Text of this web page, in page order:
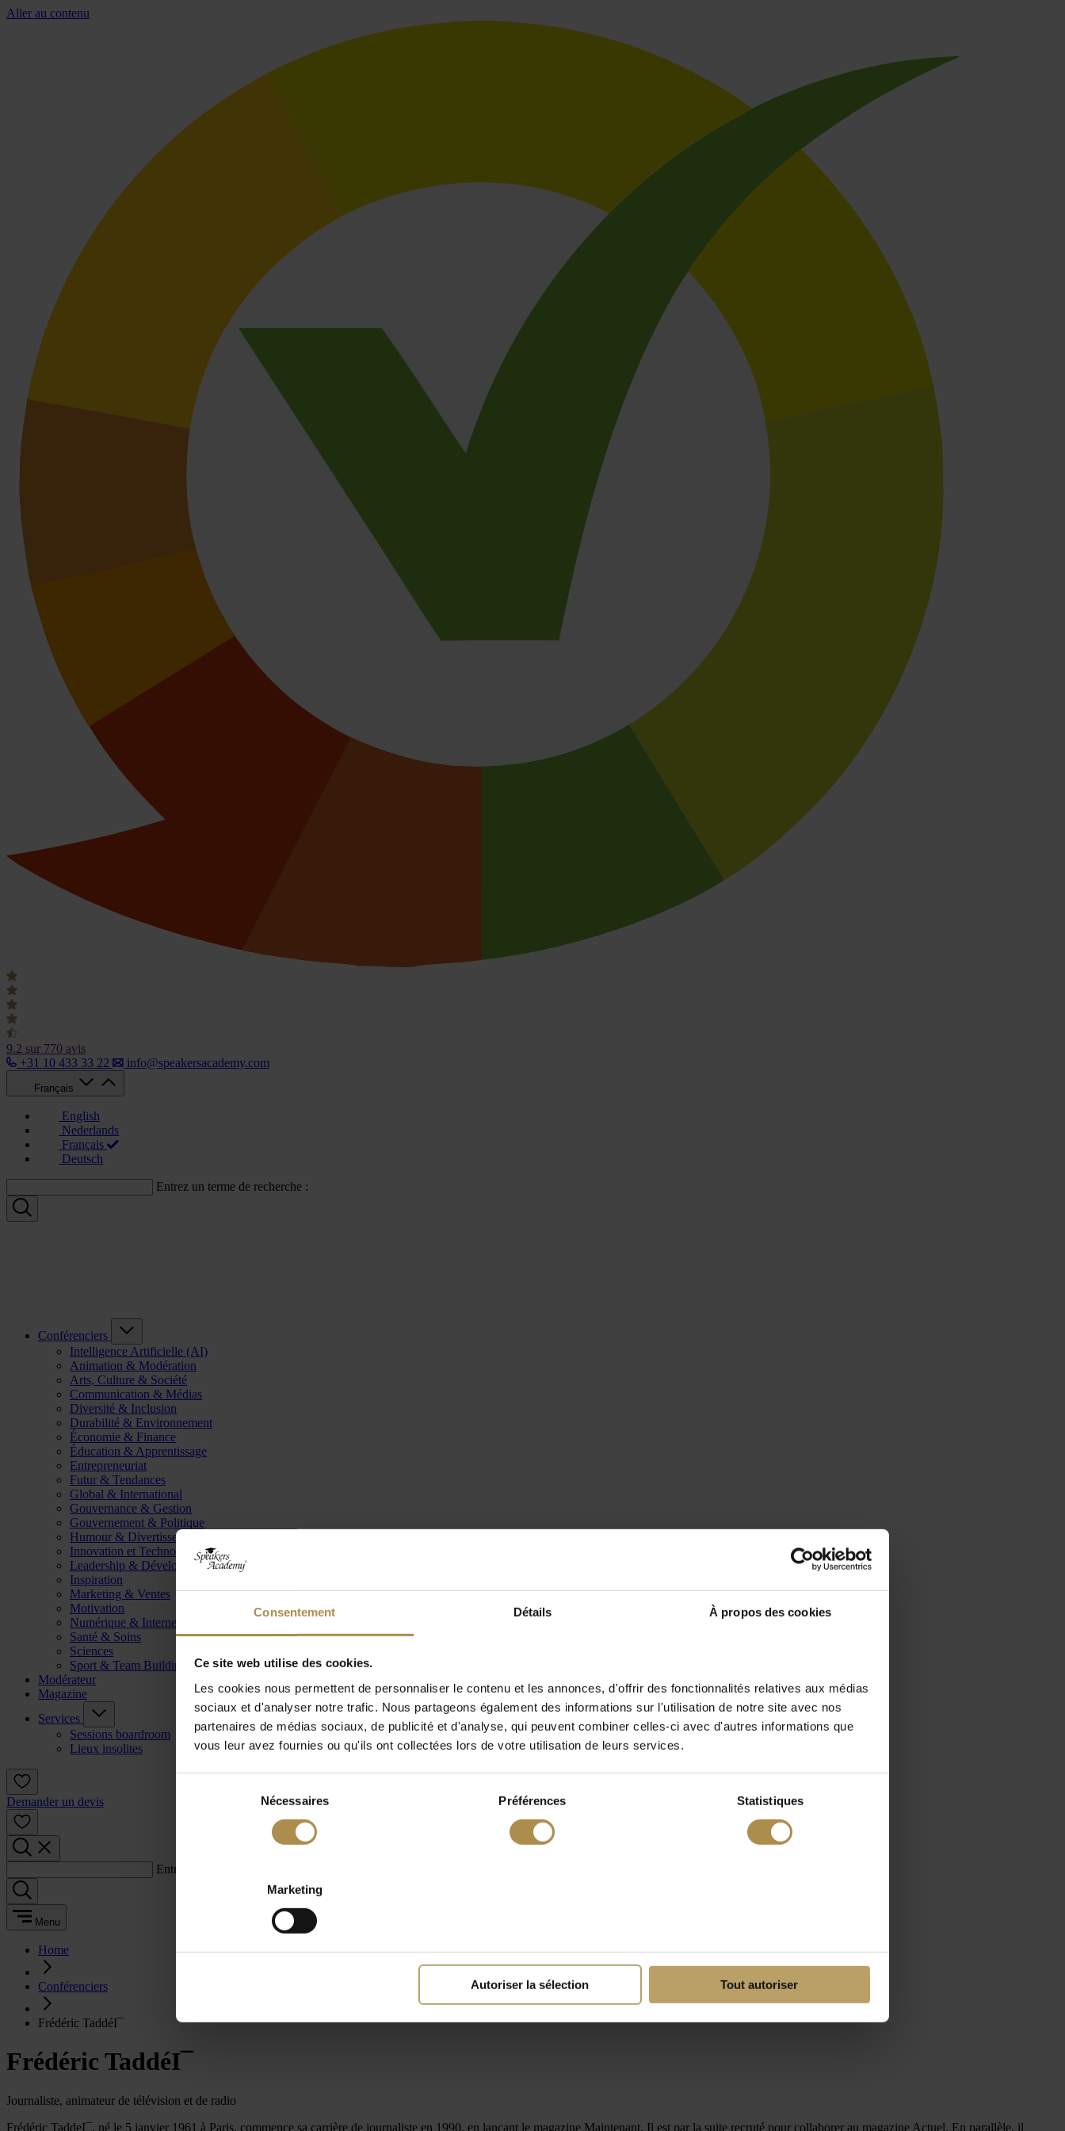
Consentement Détails À propos des cookies
Ce site web utilise des cookies.
Les cookies nous permettent de personnaliser le contenu et les annonces, d'offrir des fonctionnalités relatives aux médias
sociaux et d'analyser notre trafic. Nous partageons également des informations sur l'utilisation de notre site avec nos
partenaires de médias sociaux, de publicité et d'analyse, qui peuvent combiner celles-ci avec d'autres informations que
vous leur avez fournies ou qu'ils ont collectées lors de votre utilisation de leurs services.
Nécessaires Préférences Statistiques
Marketing
Autoriser la sélection Tout autoriser
Aller au contenu
9.2 sur 770 avis
+31 10 433 33 22
info@speakersacademy.com
Français
English
Nederlands
Français
Deutsch
Entrez un terme de recherche :
Conférenciers
Intelligence Artificielle (AI)
Animation & Modération
Arts, Culture & Société
Communication & Médias
Diversité & Inclusion
Durabilité & Environnement
Économie & Finance
Éducation & Apprentissage
Entrepreneuriat
Futur & Tendances
Global & International
Gouvernance & Gestion
Gouvernement & Politique
Humour & Divertissement
Innovation et Technologie
Leadership & Développement
Inspiration
Marketing & Ventes
Motivation
Numérique & Internet
Santé & Soins
Sciences
Sport & Team Building
Modérateur
Magazine
Services
Sessions boardroom
Lieux insolites
Demander un devis
Entrez un terme de recherche :
Menu
Home
Conférenciers
Frédéric TaddéI¯
Frédéric TaddéI¯
Journaliste, animateur de télévision et de radio
Frédéric TaddeI¯, né le 5 janvier 1961 à Paris, commence sa carrière de journaliste en 1990, en lançant le magazine Maintenant. Il est par la suite recruté pour collaborer au magazine Actuel. En parallèle, il